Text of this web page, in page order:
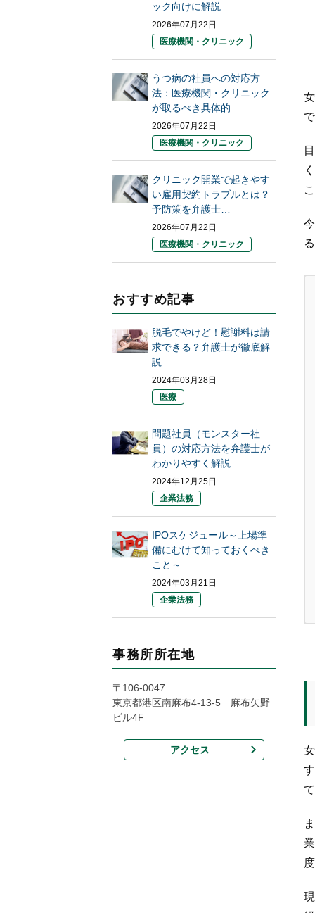
ック向けに解説
2026年07月22日
医療機関・クリニック
うつ病の社員への対応方
法：医療機関・クリニック
が取るべき具体的…
2026年07月22日
医療機関・クリニック
クリニック開業で起きやす
い雇用契約トラブルとは？
予防策を弁護士…
2026年07月22日
医療機関・クリニック
おすすめ記事
脱毛でやけど！慰謝料は請
求できる？弁護士が徹底解
説
2024年03月28日
医療
問題社員（モンスター社
員）の対応方法を弁護士が
わかりやすく解説
2024年12月25日
企業法務
IPOスケジュール～上場準
備にむけて知っておくべき
こと～
2024年03月21日
企業法務
事務所所在地
〒106-0047
東京都港区南麻布4-13-5 麻布矢野
ビル4F
アクセス